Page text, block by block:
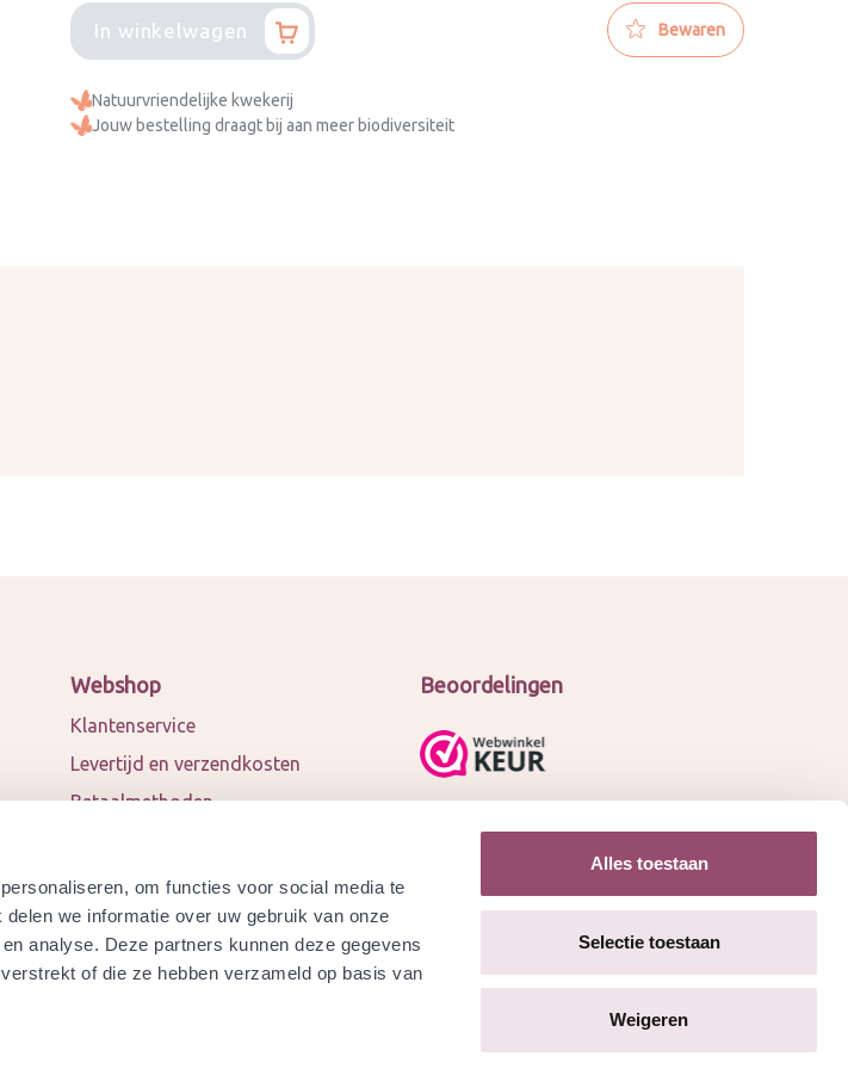
om functies voor social media te
we informatie over uw gebruik van onze
analyse. Deze partners kunnen deze gegevens
of die ze hebben verzameld op basis van
Alles toestaan
Selectie toestaan
Weigeren
In winkelwagen Bewaren
Natuurvriendelijke kwekerij
Jouw bestelling draagt bij aan meer biodiversiteit
Webshop
Klantenservice
Levertijd en verzendkosten
Betaalmethoden
Privacy policy
Retourneren
Garantie
Beoordelingen